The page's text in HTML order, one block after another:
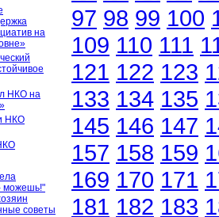
на
НКО на
НКО
можешь!"
советы
97 98 99 100
109 110 111
121 122 123
133 134 135
145 146 147
157 158 159
169 170 171
181 182 183